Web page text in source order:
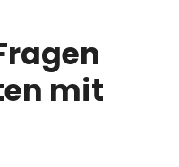
mit